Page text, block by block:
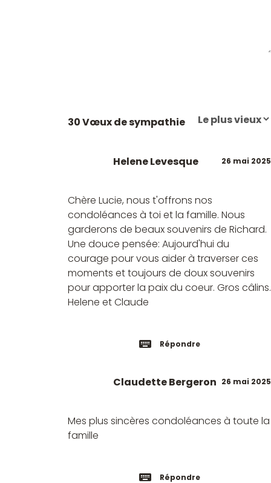
30 Vœux de sympathie
26 mai 2025
Helene Levesque
Chère Lucie, nous t'offrons nos
condoléances à toi et la famille. Nous
garderons de beaux souvenirs de Richard.
Une douce pensée: Aujourd'hui du
courage pour vous aider à traverser ces
moments et toujours de doux souvenirs
pour apporter la paix du coeur. Gros câlins.
Helene et Claude
Répondre
26 mai 2025
Claudette Bergeron
Mes plus sincères condoléances à toute la
famille
Répondre